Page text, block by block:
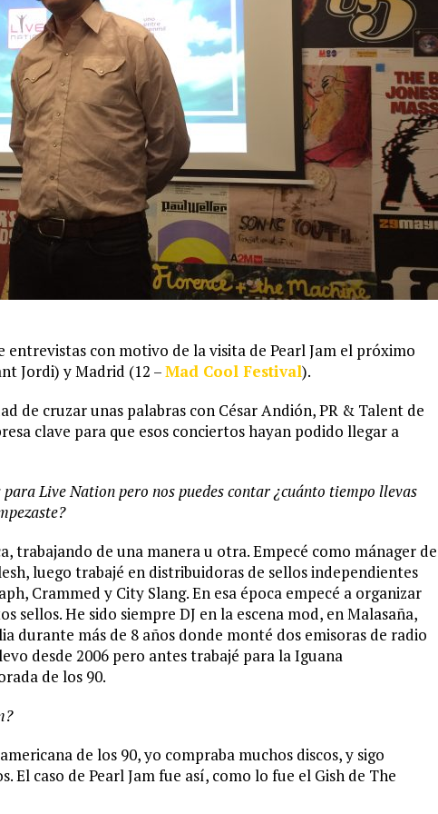
entrevistas con motivo de la visita de Pearl Jam el próximo
Jordi) y Madrid (12 –Mad Cool Festival).
de cruzar unas palabras con César Andión, PR & Talent de
clave para que esos conciertos hayan podido llegar a
Live Nation pero nos puedes contar ¿cuánto tiempo llevas
trabajando de una manera u otra. Empecé como mánager de
luego trabajé en distribuidoras de sellos independientes
Crammed y City Slang. En esa época empecé a organizar
sellos. He sido siempre DJ en la escena mod, en Malasaña,
durante más de 8 años donde monté dos emisoras de radio
desde 2006 pero antes trabajé para la Iguana
de los 90.
de los 90, yo compraba muchos discos, y sigo
El caso de Pearl Jam fue así, como lo fue el Gish de The